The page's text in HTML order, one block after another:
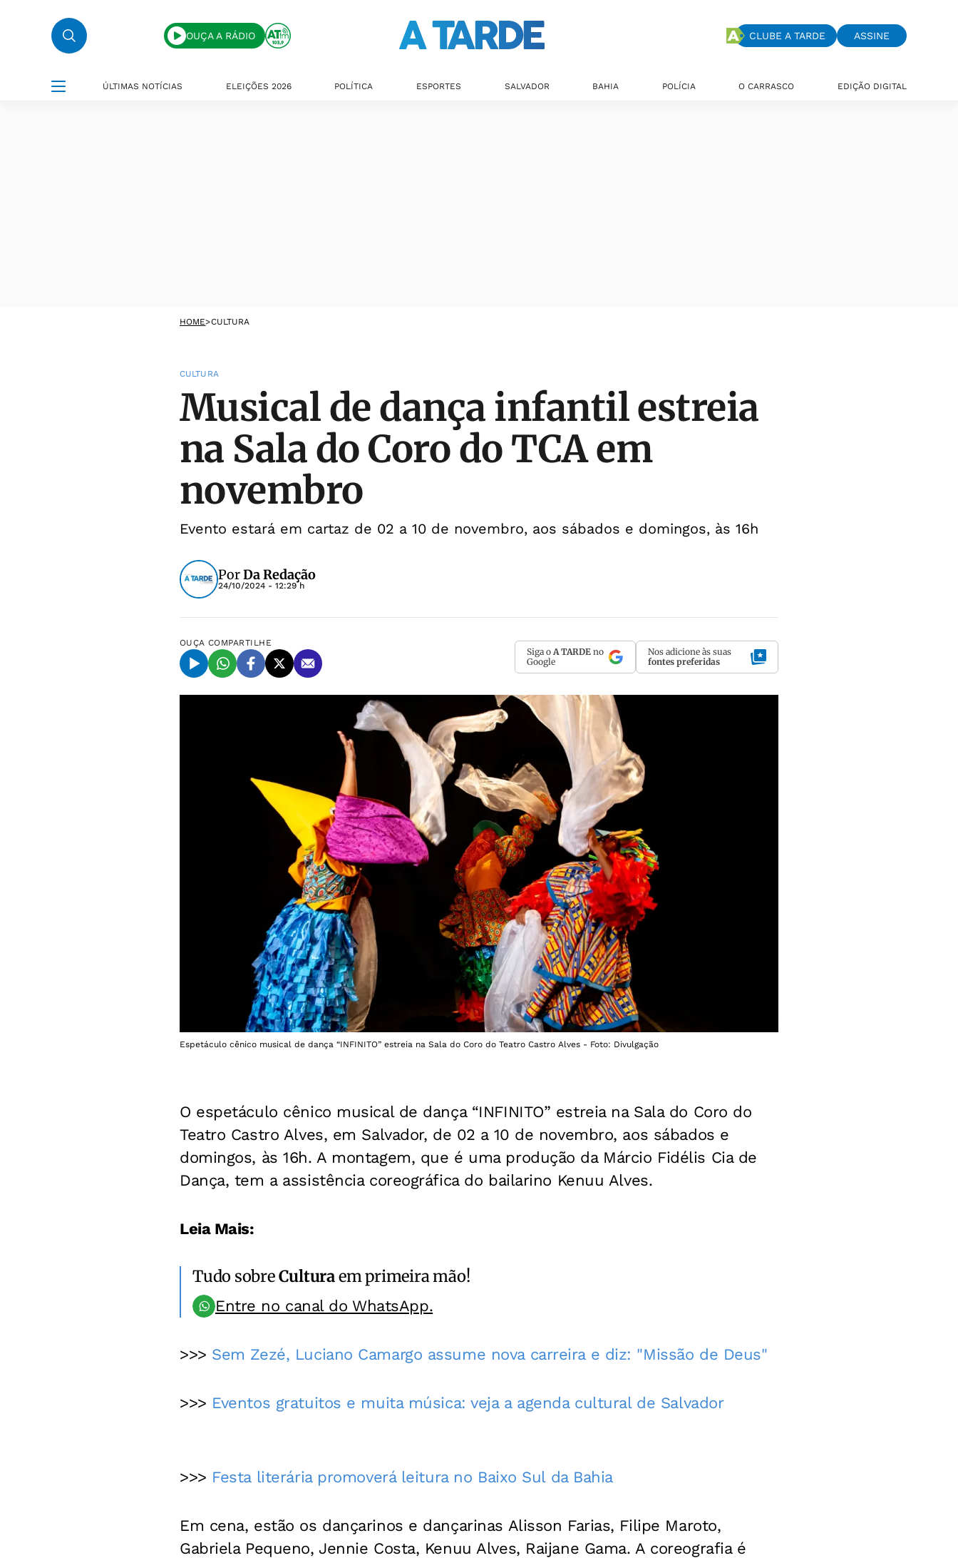
OUÇA A RÁDIO CLUBE A TARDE ASSINE
ÚLTIMAS NOTÍCIAS ELEIÇÕES 2026 POLÍTICA ESPORTES SALVADOR BAHIA POLÍCIA O CARRASCO EDIÇÃO DIGITAL
HOME>CULTURA
CULTURA
Musical de dança infantil estreia
na Sala do Coro do TCA em
novembro
Evento estará em cartaz de 02 a 10 de novembro, aos sábados e domingos, às 16h
PorDa Redação
24/10/2024 - 12:29 h
OUÇA COMPARTILHE
Siga o A TARDE no
Google
Nos adicione às suas
fontes preferidas
Espetáculo cênico musical de dança “INFINITO” estreia na Sala do Coro do Teatro Castro Alves - Foto: Divulgação
O espetáculo cênico musical de dança “INFINITO” estreia na Sala do Coro do
Teatro Castro Alves, em Salvador, de 02 a 10 de novembro, aos sábados e
domingos, às 16h. A montagem, que é uma produção da Márcio Fidélis Cia de
Dança, tem a assistência coreográfica do bailarino Kenuu Alves.
Leia Mais:
Tudo sobreCulturaem primeira mão!
Entre no canal do WhatsApp.
>>> Sem Zezé, Luciano Camargo assume nova carreira e diz: "Missão de Deus"
>>> Eventos gratuitos e muita música: veja a agenda cultural de Salvador
>>> Festa literária promoverá leitura no Baixo Sul da Bahia
Em cena, estão os dançarinos e dançarinas Alisson Farias, Filipe Maroto,
Gabriela Pequeno, Jennie Costa, Kenuu Alves, Raijane Gama. A coreografia é